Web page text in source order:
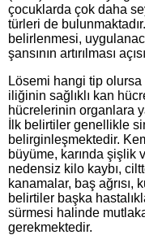
çocuklarda çok daha
türleri de
belirlenmesi,
şansının artırılması
Lösemi hangi tip
iliğinin sağlıklı kan
hücrelerinin organlara
İlk belirtiler genellikle
belirginleşmektedir.
büyüme, karında şişlik
nedensiz kilo kaybı,
kanamalar, baş ağrısı,
belirtiler başka
sürmesi halinde
gerekmektedir.